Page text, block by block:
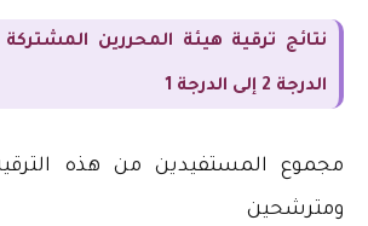
نتائج ترقية هيئة المحررين المشتركة
الدرجة 2 إلى الدرجة 1
مجموع المستفيدين من هذه
ومترشحين